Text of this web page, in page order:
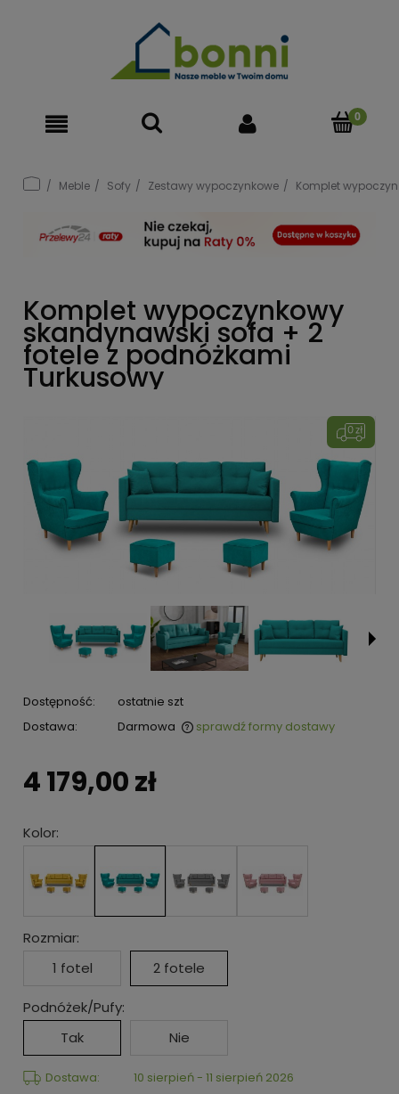
Meble Sofy Zestawy wypoczynkowe Komplet
Komplet wypoczynkowy
skandynawski sofa + 2
fotele z podnóżkami
Turkusowy
Dostępność:
ostatnie szt
Dostawa:
Darmowa sprawdź formy dostawy
4 179,00 zł
Kolor:
Rozmiar:
1 fotel
2 fotele
Podnóżek/Pufy:
Tak
Nie
Dostawa: 10 sierpień - 11 sierpień 2026